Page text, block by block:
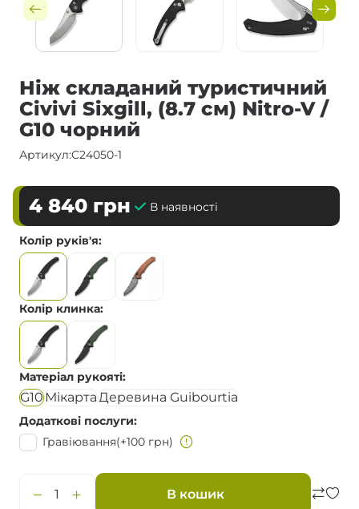
Ніж складаний туристичний
Civivi Sixgill, (8.7 см) Nitro-V /
G10 чорний
Артикул:C24050-1
4 840 грн В наявності
Колір руків'я
Колір клинка
Матеріал рукояті
G10 МікартаДеревина Guibourtia
Додаткові послуги
Гравіювання(+100 грн)
В кошик